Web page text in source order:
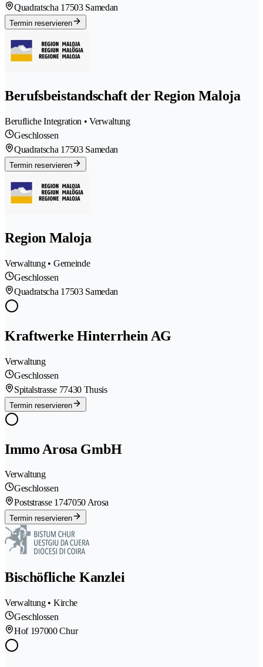
Quadratscha 1 7503 Samedan
Termin reservieren
Berufsbeistandschaft der Region Maloja
Berufliche Integration • Verwaltung
Geschlossen
Quadratscha 1 7503 Samedan
Termin reservieren
Region Maloja
Verwaltung • Gemeinde
Geschlossen
Quadratscha 1 7503 Samedan
Kraftwerke Hinterrhein AG
Verwaltung
Geschlossen
Spitalstrasse 77430 Thusis
Termin reservieren
Immo Arosa GmbH
Verwaltung
Geschlossen
Poststrasse 1747050 Arosa
Termin reservieren
Bischöfliche Kanzlei
Verwaltung • Kirche
Geschlossen
Hof 197000 Chur